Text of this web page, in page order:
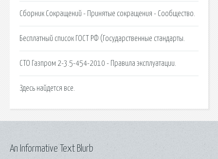
Сборник Сокращений - Принятые сокращения - Сообщество.
Бесплатный список ГОСТ РФ (Государственные стандарты.
СТО Газпром 2-3.5-454-2010 - Правила эксплуатации.
Здесь найдется все.
An Informative Text Blurb